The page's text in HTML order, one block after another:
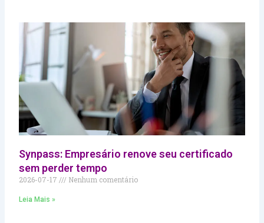
Synpass: Empresário renove seu certificado
sem perder tempo
2026-07-17 Nenhum comentário
Leia Mais »